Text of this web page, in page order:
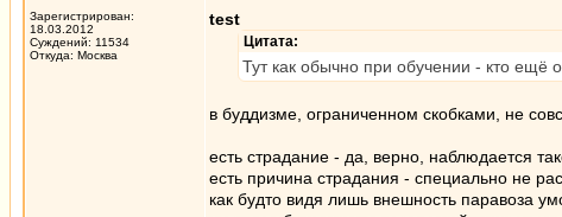
Зарегистрирован:
18.03.2012
Суждений: 11534
Откуда: Москва
test
Цитата:
Тут как обычно при обучении - кто ещё
в буддизме, ограниченном скобками, не
есть страдание - да, верно, наблюдается
есть причина страдания - специально не
как будто видя лишь внешность паравоза